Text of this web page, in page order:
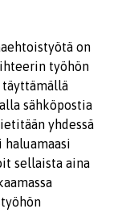
on
työhön
sähköpostia
yhdessä
sellaista aina